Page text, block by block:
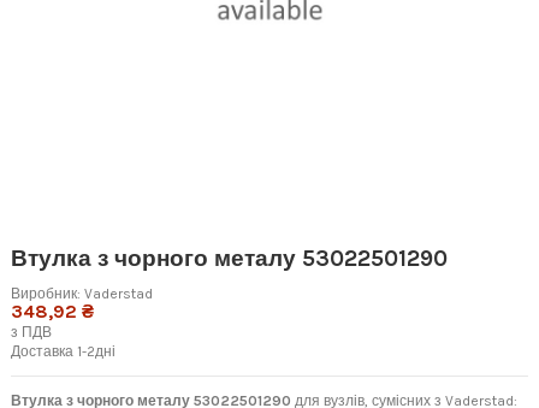
Втулка з чорного металу 53022501290
Виробник: Vaderstad
348,92 ₴
з ПДВ
Доставка 1-2дні
Втулка з чорного металу 53022501290 для вузлів, сумісних з Vaderstad: